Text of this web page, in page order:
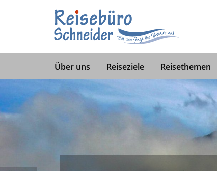
Über uns Reiseziele Reisethemen
USA Ecuador und Galapagos Inseln